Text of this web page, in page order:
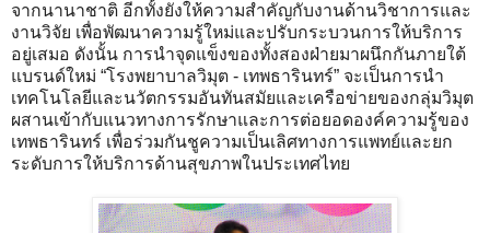
จากนานาชาติ อีกทั้งยังให้ความสำคัญกับงานด้านวิชาการและ
งานวิจัย เพื่อพัฒนาความรู้ใหม่และปรับกระบวนการให้บริการ
อยู่เสมอ ดังนั้น การนำจุดแข็งของทั้งสองฝ่ายมาผนึกกันภายใต้
แบรนด์ใหม่ “โรงพยาบาลวิมุต - เทพธารินทร์” จะเป็นการนำ
เทคโนโลยีและนวัตกรรมอันทันสมัยและเครือข่ายของกลุ่มวิมุต
ผสานเข้ากับแนวทางการรักษาและการต่อยอดองค์ความรู้ของ
เทพธารินทร์ เพื่อร่วมกันชูความเป็นเลิศทางการแพทย์และยก
ระดับการให้บริการด้านสุขภาพในประเทศไทย